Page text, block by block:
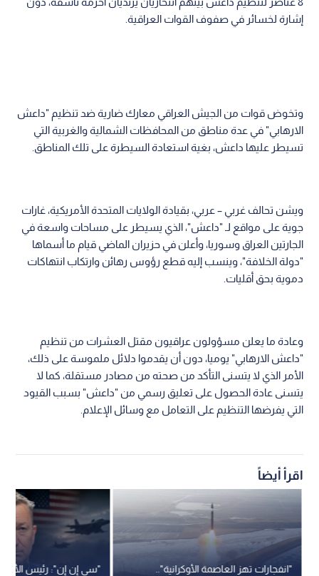
إشارة لخسائر في صفوف القوات العراقية.
وتخوض قوات من الجيش العراقي معارك ضارية ضد تنظيم "داعش
الارهابي" في عدة مناطق من المحافظات الشمالية والغربية التي
تسيطر عليها داعش، بغية استعادة السيطرة على تلك المناطق.
ويشن تحالف غربي – عربي، بقيادة الولايات المتحدة الأمريكية، غارات
جوية على مواقع لـ "داعش"، الذي يسيطر على مساحات واسعة في
الجارتين العراق وسوريا، وأعلن في حزيران الماضي قيام ما أسماها
"دولة الخلافة"، وينسب إليه قطع رؤوس رهائن وارتكاب انتهاكات
دموية بحق أقليات.
وعادة ما يعلن مسؤولون عراقيون مقتل العشرات من تنظيم
"داعش الارهابي" يوميا، دون أن يقدموا دلائل ملموسة على ذلك،
الأمر الذي لا يتسنى التأكد من صحته من مصادر مستقلة، كما لا
يتسنى عادة الحصول على تعليق رسمي من "داعش" بسبب القيود
التي يفرضها التنظيم على التعامل مع وسائل الإعلام.
اقرأ أيضاً
"سي إن إن": رئيس "انفجارات تهز العاصمة الأوكرانية"..